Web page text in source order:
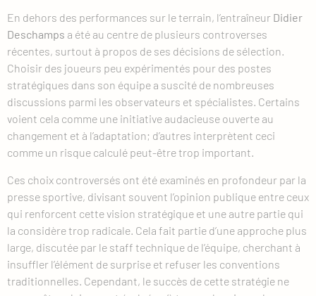
En dehors des performances sur le terrain, l’entraîneur Didier
Deschamps a été au centre de plusieurs controverses
récentes, surtout à propos de ses décisions de sélection.
Choisir des joueurs peu expérimentés pour des postes
stratégiques dans son équipe a suscité de nombreuses
discussions parmi les observateurs et spécialistes. Certains
voient cela comme une initiative audacieuse ouverte au
changement et à l’adaptation; d’autres interprètent ceci
comme un risque calculé peut-être trop important.
Ces choix controversés ont été examinés en profondeur par la
presse sportive, divisant souvent l’opinion publique entre ceux
qui renforcent cette vision stratégique et une autre partie qui
la considère trop radicale. Cela fait partie d’une approche plus
large, discutée par le staff technique de l’équipe, cherchant à
insuffler l’élément de surprise et refuser les conventions
traditionnelles. Cependant, le succès de cette stratégie ne